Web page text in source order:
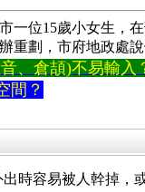
市一位15歲小女生，
重劃，市府地政處
、倉頡)不易輸入
間？
時容易被人幹掉，